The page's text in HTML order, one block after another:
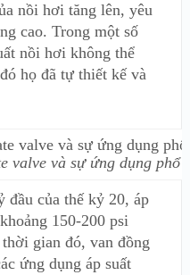
nồi hơi tăng lên, yêu
cao. Trong một số
nồi hơi không thể
họ đã tự thiết kế và
valve và sự ứng dụng phổ
đầu của thế kỷ 20, áp
150-200 psi
gian đó, van đồng
ứng dụng áp suất